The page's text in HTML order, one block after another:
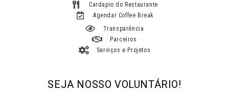
Cardapio do Restaurante
Agendar Coffee Break
Transparência
Parceiros
Serviços e Projetos
SEJA NOSSO VOLUNTÁRIO!